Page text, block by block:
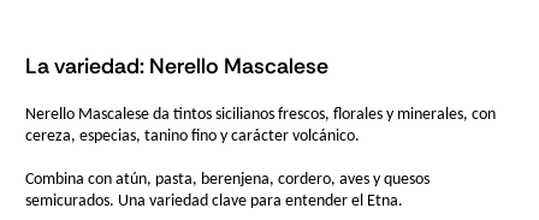
La variedad: Nerello Mascalese
Nerello Mascalese da tintos sicilianos frescos, florales y minerales, con
cereza, especias, tanino fino y carácter volcánico.
Combina con atún, pasta, berenjena, cordero, aves y quesos
semicurados. Una variedad clave para entender el Etna.